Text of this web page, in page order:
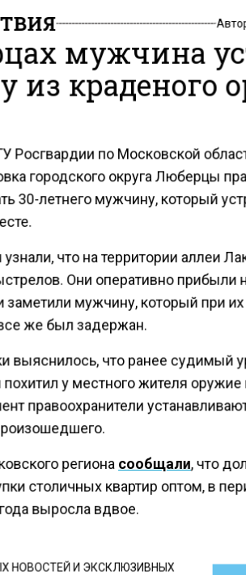
мужчина
из краденого
Росгвардии по Московской
городского округа Люберцы
30-летнего мужчину, который
что на территории аллеи
Они оперативно прибыли
мужчину, который при
же был задержан.
выяснилось, что ранее судимый
у местного жителя
правоохранители
региона сообщали, что
столичных квартир оптом, в
выросла вдвое.
НОВОСТЕЙ И ЭКСКЛЮЗИВНЫХ